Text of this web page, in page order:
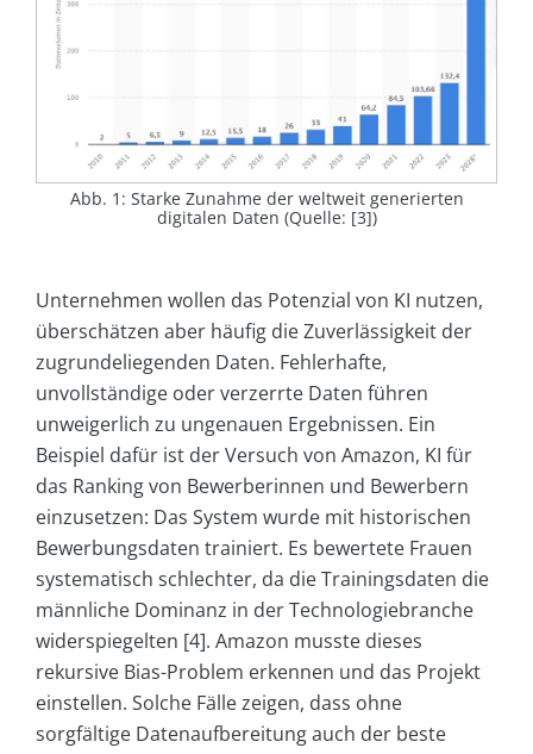
Abb. 1: Starke Zunahme der weltweit generierten
digitalen Daten (Quelle: [3])
Unternehmen wollen das Potenzial von KI nutzen,
überschätzen aber häufig die Zuverlässigkeit der
zugrundeliegenden Daten. Fehlerhafte,
unvollständige oder verzerrte Daten führen
unweigerlich zu ungenauen Ergebnissen. Ein
Beispiel dafür ist der Versuch von Amazon, KI für
das Ranking von Bewerberinnen und Bewerbern
einzusetzen: Das System wurde mit historischen
Bewerbungsdaten trainiert. Es bewertete Frauen
systematisch schlechter, da die Trainingsdaten die
männliche Dominanz in der Technologiebranche
widerspiegelten [4]. Amazon musste dieses
rekursive Bias-Problem erkennen und das Projekt
einstellen. Solche Fälle zeigen, dass ohne
sorgfältige Datenaufbereitung auch der beste